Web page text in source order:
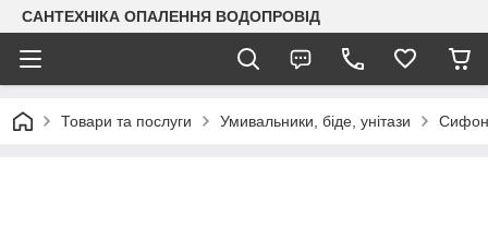
САНТЕХНІКА ОПАЛЕННЯ ВОДОПРОВІД
Товари та послуги Умивальники, біде, унітази